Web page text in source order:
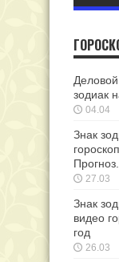
Деловой
зодиак
04.04
Знак
Прогноз.
27.03
Знак
видео
год
26.03